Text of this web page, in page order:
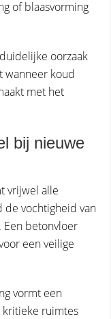
of blaasvorming
oorzaak
wanneer koud
met het
bij nieuwe
vrijwel alle
vochtigheid van
betonvloer
een veilige
vormt een
kritieke ruimtes